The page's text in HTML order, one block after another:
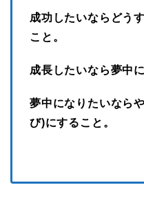
成功したいならどう
こと。
成長したいなら夢中
夢中になりたいなら
び)にすること。